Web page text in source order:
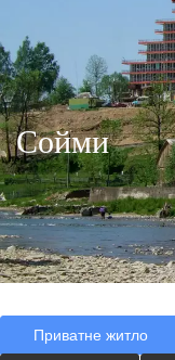
Сойми
Приватне житло